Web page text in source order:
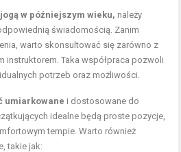
w późniejszym wieku, należy
świadomością. Zanim
warto skonsultować się zarówno z
instruktorem. Taka współpraca pozwoli
potrzeb oraz możliwości.
umiarkowane i dostosowane do
idealne będą proste pozycje,
tempie. Warto również
takie jak: